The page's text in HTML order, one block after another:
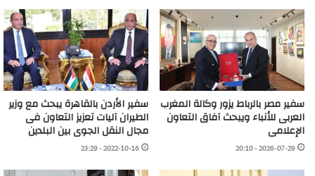
سفير مصر بالرباط يزور وكالة المغرب
العربى للأنباء ويبحث آفاق التعاون
الإعلامى
2026-07-29 - 20:10
سفير الأردن بالقاهرة يبحث مع وزير
الطيران آليات تعزيز التعاون فى
مجال النقل الجوى بين البلدين
2022-10-16 - 23:29